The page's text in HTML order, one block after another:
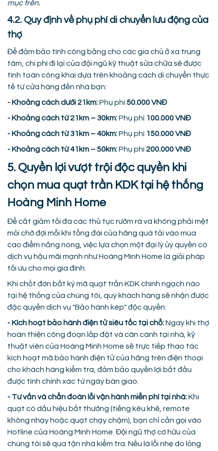
mục trên.
4.2. Quy định về phụ phí di chuyển lưu động của
thợ
Để đảm bảo tính công bằng cho các gia chủ ở xa trung
tâm, chi phí đi lại của đội ngũ kỹ thuật sửa chữa sẽ được
tính toán công khai dựa trên khoảng cách di chuyển thực
tế từ cửa hàng đến nhà bạn:
- Khoảng cách dưới 21km:Phụ phí50.000 VNĐ
- Khoảng cách từ 21km – 30km:Phụ phí 100.000 VNĐ
- Khoảng cách từ 31km – 40km:Phụ phí 150.000 VNĐ
- Khoảng cách từ 41km – 50km:Phụ phí 200.000 VNĐ
5. Quyền lợi vượt trội độc quyền khi
chọn mua quạt trần KDK tại hệ thống
Hoàng Minh Home
Để cắt giảm tối đa các thủ tục rườm rà và không phải mệt
mỏi chờ đợi mỗi khi tổng đài của hãng quá tải vào mùa
cao điểm nắng nóng, việc lựa chọn một đại lý ủy quyền có
dịch vụ hậu mãi mạnh như Hoàng Minh Home là giải pháp
tối ưu cho mọi gia đình.
Khi chốt đơn bất kỳ mã quạt trần KDK chính ngạch nào
tại hệ thống của chúng tôi, quý khách hàng sẽ nhận được
đặc quyền dịch vụ "Bảo hành kép" độc quyền:
- Kích hoạt bảo hành điện tử siêu tốc tại chỗ:Ngay khi thợ
hoàn thiện công đoạn lắp đặt và cân cánh tại nhà, kỹ
thuật viên của Hoàng Minh Home sẽ trực tiếp thao tác
kích hoạt mã bảo hành điện tử của hãng trên điện thoại
cho khách hàng kiểm tra, đảm bảo quyền lợi bắt đầu
được tính chính xác từ ngày bàn giao.
- Tư vấn và chẩn đoán lỗi vận hành miễn phí tại nhà:Khi
quạt có dấu hiệu bất thường (tiếng kêu khẽ, remote
không nhạy hoặc quạt chạy chậm), bạn chỉ cần gọi vào
Hotline của Hoàng Minh Home. Đội ngũ thợ cơ hữu của
chúng tôi sẽ qua tận nhà kiểm tra. Nếu là lỗi nhẹ do lỏng